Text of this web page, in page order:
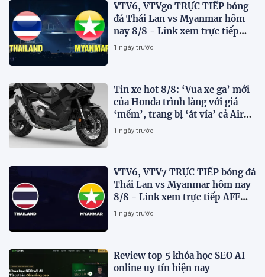
VTV6, VTVgo TRỰC TIẾP bóng
đá Thái Lan vs Myanmar hôm
nay 8/8 - Link xem trực tiếp
AFF Cup 2026 mới nhất
1 ngày trước
Tin xe hot 8/8: ‘Vua xe ga’ mới
của Honda trình làng với giá
‘mềm’, trang bị ‘át vía’ cả Air
Blade và SH
1 ngày trước
VTV6, VTV7 TRỰC TIẾP bóng đá
Thái Lan vs Myanmar hôm nay
8/8 - Link xem trực tiếp AFF
Cup 2026 mới nhất
1 ngày trước
Review top 5 khóa học SEO AI
online uy tín hiện nay